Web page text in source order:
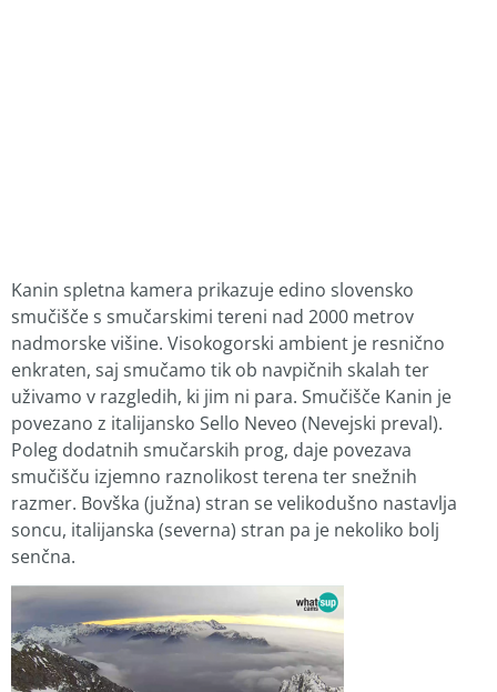
Kanin spletna kamera prikazuje edino slovensko
smučišče s smučarskimi tereni nad 2000 metrov
nadmorske višine. Visokogorski ambient je resnično
enkraten, saj smučamo tik ob navpičnih skalah ter
uživamo v razgledih, ki jim ni para. Smučišče Kanin je
povezano z italijansko Sello Neveo (Nevejski preval).
Poleg dodatnih smučarskih prog, daje povezava
smučišču izjemno raznolikost terena ter snežnih
razmer. Bovška (južna) stran se velikodušno nastavlja
soncu, italijanska (severna) stran pa je nekoliko bolj
senčna.